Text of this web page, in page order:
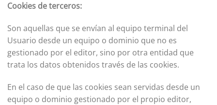
Cookies de terceros:
Son aquellas que se envían al equipo terminal del
Usuario desde un equipo o dominio que no es
gestionado por el editor, sino por otra entidad que
trata los datos obtenidos través de las cookies.
En el caso de que las cookies sean servidas desde un
equipo o dominio gestionado por el propio editor,